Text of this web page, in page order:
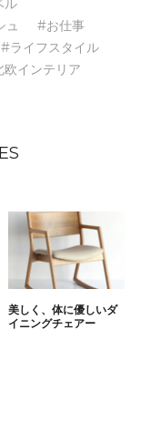
ュ
#お仕事
#ライフスタイル
インテリア
美しく、体に優しいダ
イニングチェアー